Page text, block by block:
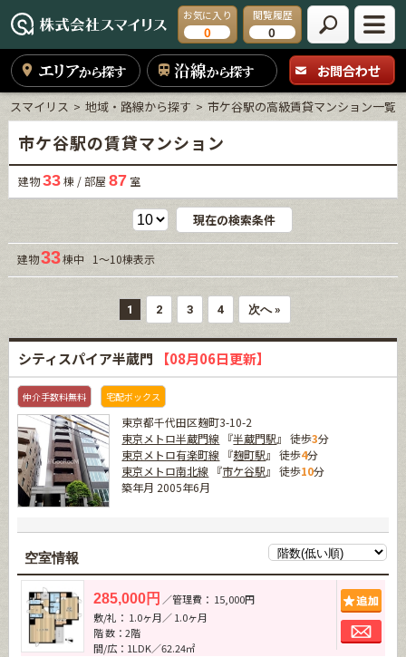
お気に入り
0
閲覧履歴
0
エリアから探す 沿線から探す お問合わせ
スマイリス 地域・路線から探す 市ケ谷駅の高級賃貸マンション一覧
市ケ谷駅の賃貸マンション
建物33棟 / 部屋 87室
現在の検索条件
建物33棟中 1～10棟表示
1 2 3 4 次へ »
シティスパイア半蔵門 【08月06日更新】
仲介手数料無料 宅配ボックス
東京都千代田区麹町3-10-2
東京メトロ半蔵門線 『半蔵門駅』 徒歩3分
東京メトロ有楽町線 『麹町駅』 徒歩4分
東京メトロ南北線 『市ケ谷駅』 徒歩10分
築年月 2005年6月
空室情報
285,000円 ／管理費： 15,000円
敷/礼： 1.0ヶ月／ 1.0ヶ月
階 数：2階
間/広：1LDK／62.24㎡